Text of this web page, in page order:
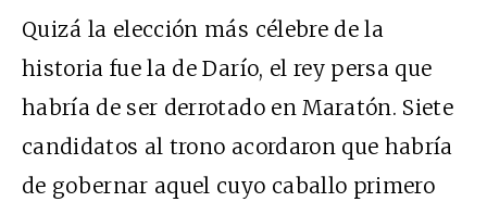
Quizá la elección más célebre de la
historia fue la de Darío, el rey persa que
habría de ser derrotado en Maratón. Siete
candidatos al trono acordaron que habría
de gobernar aquel cuyo caballo primero